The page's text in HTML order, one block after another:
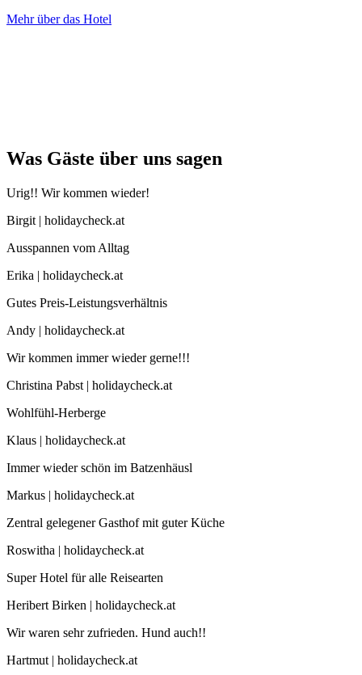
Mehr über das Hotel
Was Gäste über uns sagen
Urig!! Wir kommen wieder!
Birgit | holidaycheck.at
Ausspannen vom Alltag
Erika | holidaycheck.at
Gutes Preis-Leistungsverhältnis
Andy | holidaycheck.at
Wir kommen immer wieder gerne!!!
Christina Pabst | holidaycheck.at
Wohlfühl-Herberge
Klaus | holidaycheck.at
Immer wieder schön im Batzenhäusl
Markus | holidaycheck.at
Zentral gelegener Gasthof mit guter Küche
Roswitha | holidaycheck.at
Super Hotel für alle Reisearten
Heribert Birken | holidaycheck.at
Wir waren sehr zufrieden. Hund auch!!
Hartmut | holidaycheck.at